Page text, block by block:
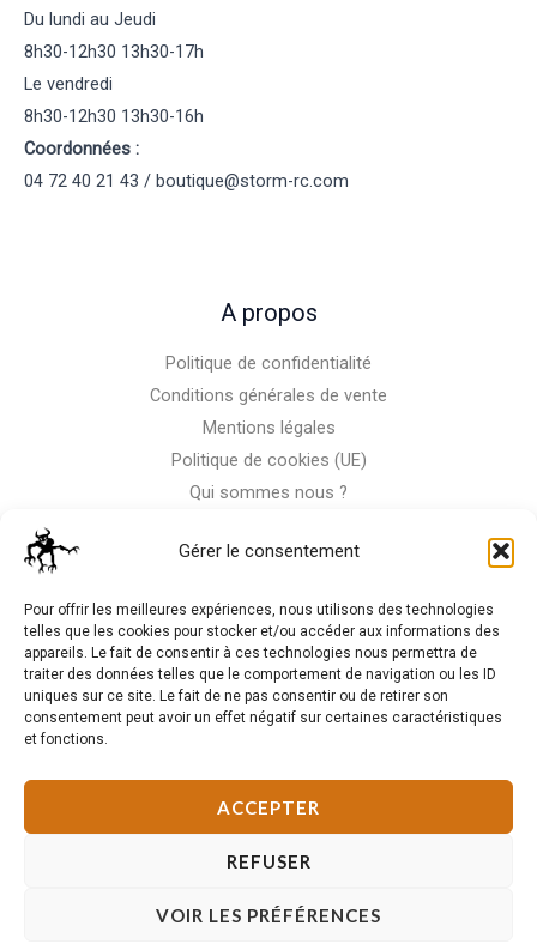
Gérer le consentement
Pour offrir les meilleures expériences, nous utilisons des technologies
telles que les cookies pour stocker et/ou accéder aux informations des
appareils. Le fait de consentir à ces technologies nous permettra de
traiter des données telles que le comportement de navigation ou les ID
uniques sur ce site. Le fait de ne pas consentir ou de retirer son
consentement peut avoir un effet négatif sur certaines caractéristiques
et fonctions.
ACCEPTER
REFUSER
VOIR LES PRÉFÉRENCES
Du lundi au Jeudi
8h30-12h30 13h30-17h
Le vendredi
8h30-12h30 13h30-16h
Coordonnées :
04 72 40 21 43 / boutique@storm-rc.com
A propos
Politique de confidentialité
Conditions générales de vente
Mentions légales
Politique de cookies (UE)
Qui sommes nous ?
La Moto n'est pas notre seule passion, venez visiter notre
shop de RC
Copyright © 2026 Storm Bike. Powered by Storm Team.